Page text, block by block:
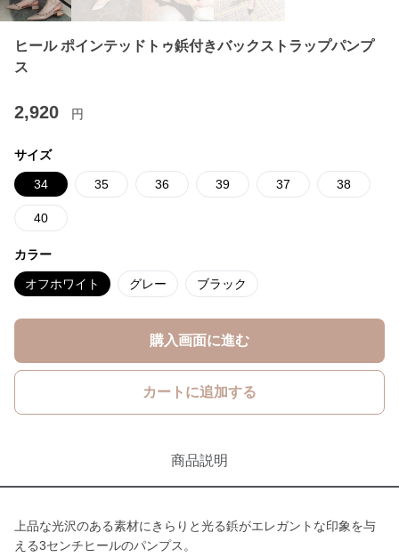
ヒール ポインテッドトゥ鋲付きバックストラップパンプ
ス
2,920 円
サイズ
34 35 36 39 37 38
40
カラー
オフホワイト グレー ブラック
購入画面に進む
カートに追加する
商品説明
上品な光沢のある素材にきらりと光る鋲がエレガントな印象を与
える3センチヒールのパンプス。